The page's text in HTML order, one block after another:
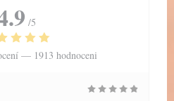
/5
— 1913 hodnoceni